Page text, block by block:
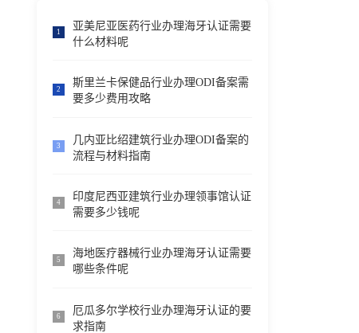
1
亚美尼亚医药行业办理海牙认证需要
什么材料呢
2
斯里兰卡保健品行业办理ODI备案需
要多少费用攻略
3
几内亚比绍建筑行业办理ODI备案的
流程与材料指南
4
印度尼西亚建筑行业办理领事馆认证
需要多少钱呢
5
海地医疗器械行业办理海牙认证需要
哪些条件呢
6
厄瓜多尔学校行业办理海牙认证的要
求指南